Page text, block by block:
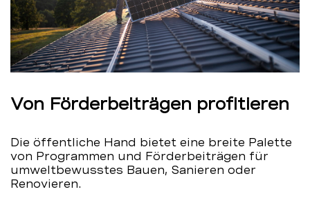
Von Förderbeiträgen profitieren
Die öffentliche Hand bietet eine breite Palette
von Programmen und Förderbeiträgen für
umweltbewusstes Bauen, Sanieren oder
Renovieren.